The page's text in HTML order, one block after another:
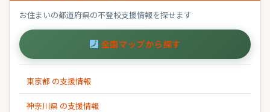
お住まいの都道府県の不登校支援情報を探せます
全国マップから探す
東京都 の支援情報
神奈川県 の支援情報